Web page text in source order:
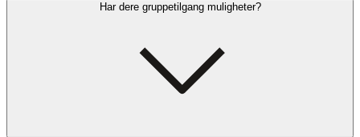
Har dere gruppetilgang muligheter?